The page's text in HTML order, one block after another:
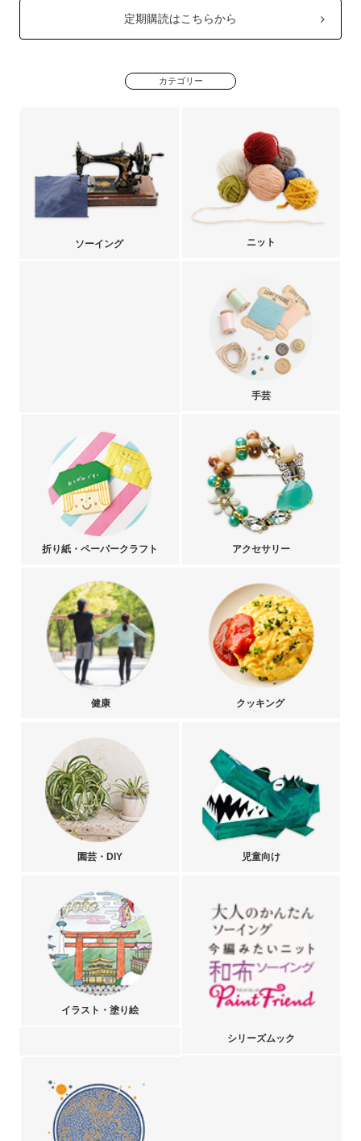
定期購読はこちらから
カテゴリー
ソーイング ニット
手芸
折り紙・ペーパークラフト アクセサリー
健康 クッキング
園芸・DIY 児童向け
イラスト・塗り絵
シリーズムック